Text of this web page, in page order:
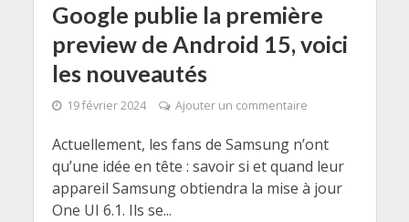
Google publie la première
preview de Android 15, voici
les nouveautés
19 février 2024 Ajouter un commentaire
Actuellement, les fans de Samsung n’ont
qu’une idée en tête : savoir si et quand leur
appareil Samsung obtiendra la mise à jour
One UI 6.1. Ils se...